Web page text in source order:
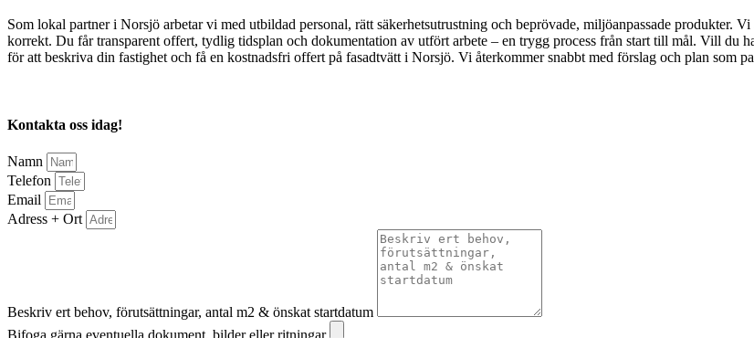
Som lokal partner i Norsjö arbetar vi med utbildad personal, rätt säkerhetsutrustning och beprövade, miljöanpassade produkter.
korrekt. Du får transparent offert, tydlig tidsplan och dokumentation av utfört arbete – en trygg process från start till mål. Vill du
för att beskriva din fastighet och få en kostnadsfri offert på fasadtvätt i Norsjö. Vi återkommer snabbt med förslag och plan som
Kontakta oss idag!
Namn
Telefon
Email
Adress + Ort
Beskriv ert behov, förutsättningar, antal m2 & önskat startdatum
Bifoga gärna eventuella dokument, bilder eller ritningar